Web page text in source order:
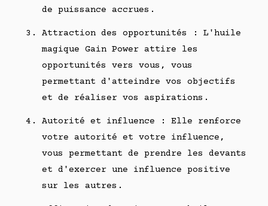
de puissance accrues.
Attraction des opportunités : L'huile
magique Gain Power attire les
opportunités vers vous, vous
permettant d'atteindre vos objectifs
et de réaliser vos aspirations.
Autorité et influence : Elle renforce
votre autorité et votre influence,
vous permettant de prendre les devants
et d'exercer une influence positive
sur les autres.